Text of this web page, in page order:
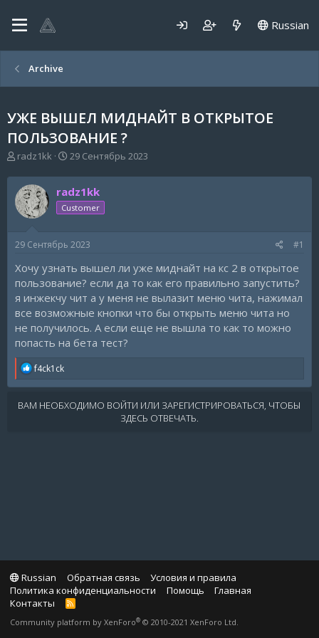
Russian
Archive
УЖЕ ВЫШЕЛ МИДНАЙТ В ОТКРЫТОЕ
ПОЛЬЗОВАНИЕ ?
А
т
о
р
м
radz1kk
Д
т
а
н
а
а
29 Сентябрь 2023
radz1kk
Customer
29 Сентябрь 2023 #1
Хочу узнать вышел ли уже миднайт на кс 2 в открытое
пользование? если да то как его правильно запустить?
я инжекчу чит а у меня не вылазит меню чита, нажимал
все возможные кнопки что бы открыть меню чита но
не получилось. А если еще не вышла то как то можно
попасть на бета тест?
R
a
c
t
f4ck1ck
ВАМ НЕОБХОДИМО ВОЙТИ ИЛИ ЗАРЕГИСТРИРОВАТЬСЯ, ЧТОБЫ
ЗДЕСЬ ОТВЕЧАТЬ.
Russian Обратная связь
Условия и правила
Политика конфиденциальности
Помощь
Главная
Контакты
R
S
Community platform by XenForo® © 2010-2021 XenForo Ltd.